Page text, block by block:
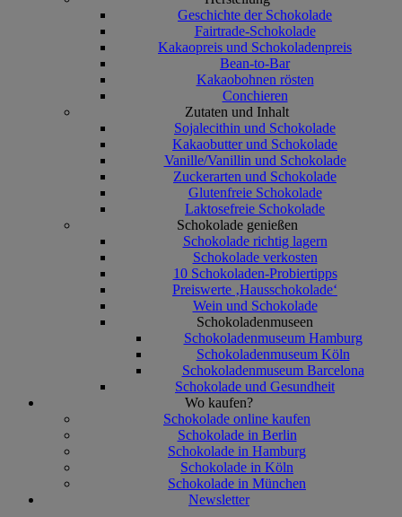
Geschichte der Schokolade
Fairtrade-Schokolade
Kakaopreis und Schokoladenpreis
Bean-to-Bar
Kakaobohnen rösten
Conchieren
Zutaten und Inhalt
Sojalecithin und Schokolade
Kakaobutter und Schokolade
Vanille/Vanillin und Schokolade
Zuckerarten und Schokolade
Glutenfreie Schokolade
Laktosefreie Schokolade
Schokolade genießen
Schokolade richtig lagern
Schokolade verkosten
10 Schokoladen-Probiertipps
Preiswerte ‚Hausschokolade‘
Wein und Schokolade
Schokoladenmuseen
Schokoladenmuseum Hamburg
Schokoladenmuseum Köln
Schokoladenmuseum Barcelona
Schokolade und Gesundheit
Wo kaufen?
Schokolade online kaufen
Schokolade in Berlin
Schokolade in Hamburg
Schokolade in Köln
Schokolade in München
Newsletter